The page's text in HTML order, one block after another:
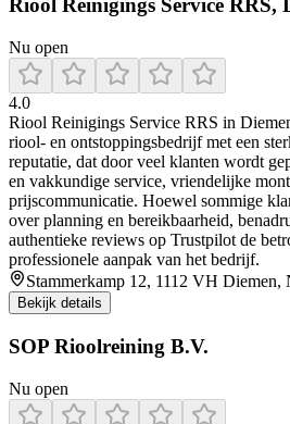
Riool Reinigings Service RRS,
Nu open
4.0
Riool Reinigings Service RRS in
riool- en ontstoppingsbedrijf met een
reputatie, dat door veel klanten wordt
en vakkundige service, vriendelijke
prijscommunicatie. Hoewel sommige
over planning en bereikbaarheid,
authentieke reviews op Trustpilot de
professionele aanpak van het bedrijf.
Stammerkamp 12, 1112 VH Diemen,
Bekijk details
SOP Rioolreining B.V.
Nu open